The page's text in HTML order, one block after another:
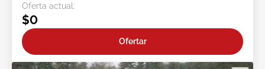
Oferta actual:
$0
Ofertar